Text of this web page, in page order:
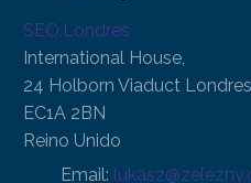
SEO.Londres
International House,
24 Holborn Viaduct
EC1A 2BN
Reino Unido
Email: